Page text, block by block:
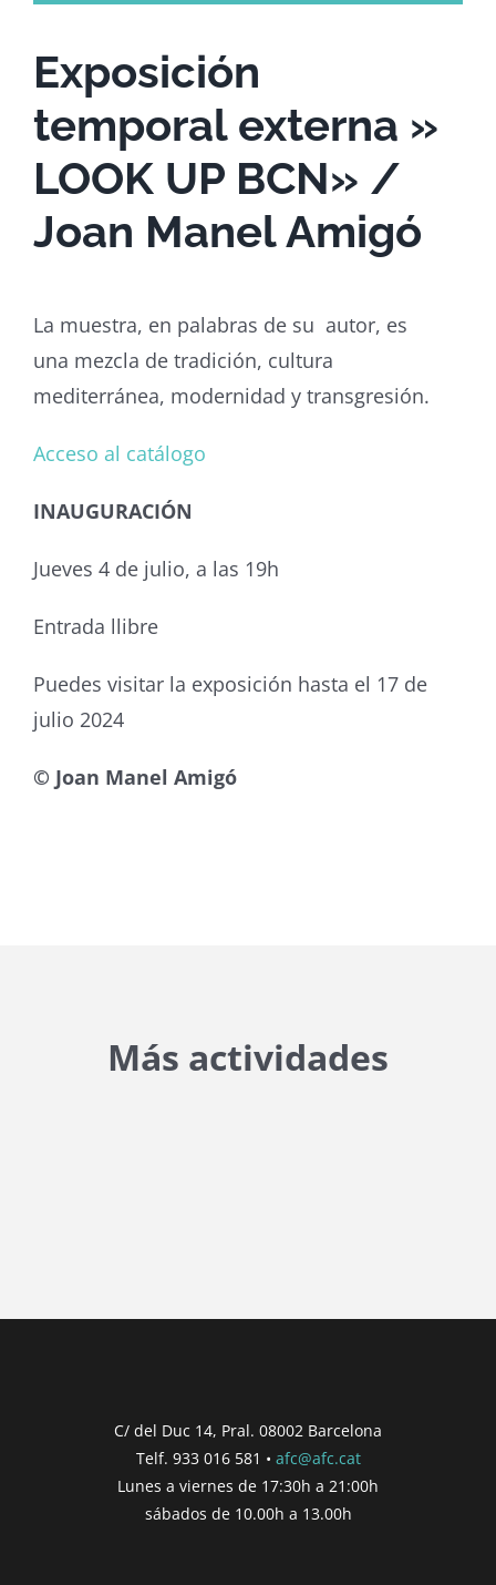
Exposición
temporal externa »
LOOK UP BCN» /
Joan Manel Amigó
La muestra, en palabras de su autor, es
una mezcla de tradición, cultura
mediterránea, modernidad y transgresión.
Acceso al catálogo
INAUGURACIÓN
Jueves 4 de julio, a las 19h
Entrada llibre
Puedes visitar la exposición hasta el 17 de
julio 2024
© Joan Manel Amigó
Más actividades
'DD/MM/YYYY') }}
Finalització de participació |{{
formatDate(post.end, 'YYYY-MM-DD',
'DD/MM/YYYY') }}
C/ del Duc 14, Pral. 08002 Barcelona
Telf. 933 016 581 • afc@afc.cat
Lunes a viernes de 17:30h a 21:00h
sábados de 10.00h a 13.00h